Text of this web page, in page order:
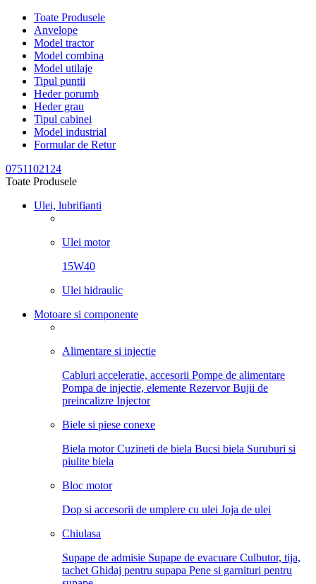
Toate Produsele
Anvelope
Model tractor
Model combina
Model utilaje
Tipul puntii
Heder porumb
Heder grau
Tipul cabinei
Model industrial
Formular de Retur
0751102124
Toate Produsele
Ulei, lubrifianti
Ulei motor
15W40
Ulei hidraulic
Motoare si componente
Alimentare si injectie
Cabluri acceleratie, accesorii Pompe de alimentare
Pompa de injectie, elemente Rezervor Bujii de
preincalizre Injector
Biele si piese conexe
Biela motor Cuzineti de biela Bucsi biela Suruburi si
piulite biela
Bloc motor
Dop si accesorii de umplere cu ulei Joja de ulei
Chiulasa
Supape de admisie Supape de evacuare Culbutor, tija,
tachet Ghidaj pentru supapa Pene si garnituri pentru